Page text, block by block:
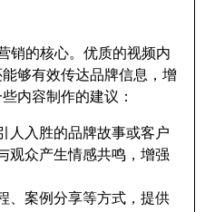
销的核心。优质的视频内
够有效传达品牌信息，增
内容制作的建议：
人入胜的品牌故事或客户
观众产生情感共鸣，增强
、案例分享等方式，提供